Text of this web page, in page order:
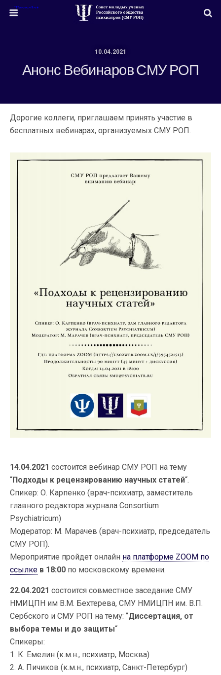
10.04.2021
Анонс Вебинаров СМУ РОП
Дорогие коллеги, приглашаем принять участие в
бесплатных вебинарах, организуемых СМУ РОП.
14.04.2021 состоится вебинар СМУ РОП на тему
“Подходы к рецензированию научных статей“.
Спикер: О. Карпенко (врач-психиатр, заместитель
главного редактора журнала Consortium
Psychiatricum)
Модератор: М. Марачев (врач-психиатр, председатель
СМУ РОП).
Мероприятие пройдет онлайн на платформе ZOOM по
ссылке в 18:00 по московскому времени.
22.04.2021 состоится совместное заседание СМУ
НМИЦПН им В.М. Бехтерева, СМУ НМИЦПН им. В.П.
Сербского и СМУ РОП на тему: “Диссертация, от
выбора темы и до защиты“
Спикеры:
1. К. Емелин (к.м.н., психиатр, Москва)
2. А. Пичиков (к.м.н., психиатр, Санкт-Петербург)